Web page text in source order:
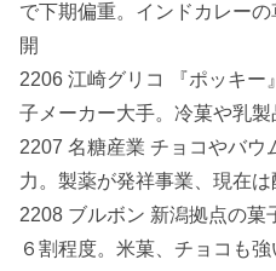
で下期偏重。インドカレー
開
2206 江崎グリコ 『ポッキー
子メーカー大手。冷菓や乳
2207 名糖産業 チョコやバウ
力。製薬が発祥事業、現在
2208 ブルボン 新潟拠点の菓
６割程度。米菓、チョコも